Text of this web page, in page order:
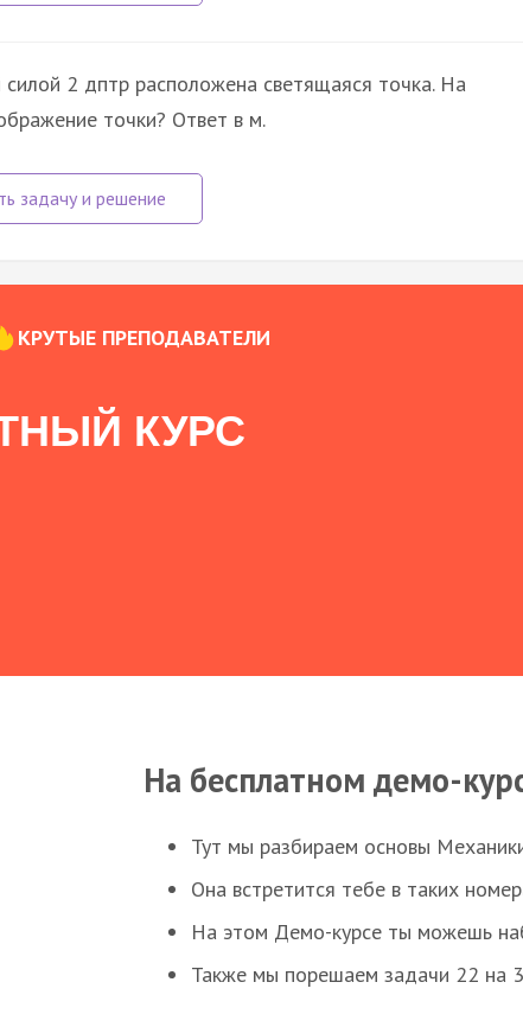
2 дптр расположена светящаяся точка. На
точки? Ответ в м.
КРУТЫЕ ПРЕПОДАВАТЕЛИ
КУРС
На бесплатном демо-
Тут мы разбираем основы
Она встретится тебе в таких
На этом Демо-курсе ты можешь
Также мы порешаем задачи 22 на